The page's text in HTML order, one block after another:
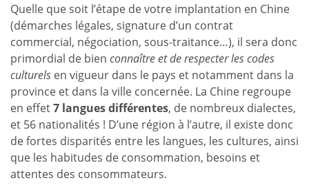
Quelle que soit l’étape de votre implantation en Chine
(démarches légales, signature d’un contrat
commercial, négociation, sous-traitance…), il sera donc
primordial de bien connaître et de respecter les codes
culturels en vigueur dans le pays et notamment dans la
province et dans la ville concernée. La Chine regroupe
en effet7 langues différentes, de nombreux dialectes,
et 56 nationalités ! D’une région à l’autre, il existe donc
de fortes disparités entre les langues, les cultures, ainsi
que les habitudes de consommation, besoins et
attentes des consommateurs.